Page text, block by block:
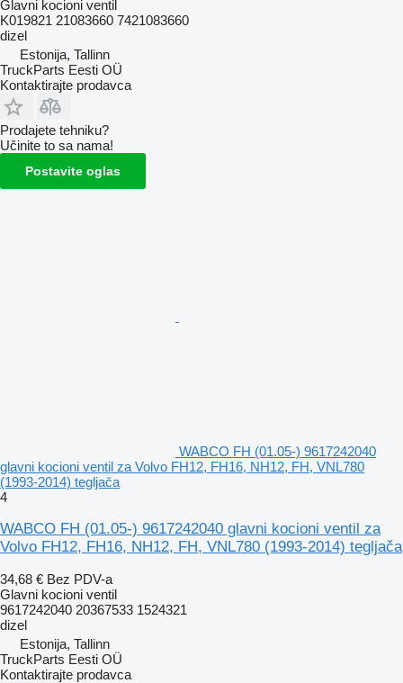
Glavni kocioni ventil
K019821 21083660 7421083660
dizel
Estonija, Tallinn
TruckParts Eesti OÜ
Kontaktirajte prodavca
Prodajete tehniku?
Učinite to sa nama!
Postavite oglas
WABCO FH (01.05-) 9617242040
glavni kocioni ventil za Volvo FH12, FH16, NH12, FH, VNL780
(1993-2014) tegljača
4
WABCO FH (01.05-) 9617242040 glavni kocioni ventil za
Volvo FH12, FH16, NH12, FH, VNL780 (1993-2014) tegljača
34,68 € Bez PDV-a
Glavni kocioni ventil
9617242040 20367533 1524321
dizel
Estonija, Tallinn
TruckParts Eesti OÜ
Kontaktirajte prodavca